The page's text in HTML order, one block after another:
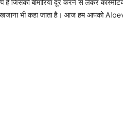
है जिसको बीमारिया दूर करने से लेकर
भी कहा जाता है। आज हम आपको